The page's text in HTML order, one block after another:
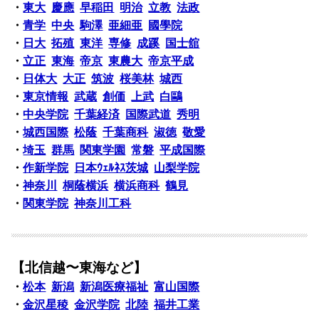
・東大 慶應 早稲田 明治 立教 法政
・青学 中央 駒澤 亜細亜
國學院
・ 日大 拓殖 東洋 専修 成蹊
国士舘
・ 立正 東海 帝京 東農大 帝京平成
・ 日体大 大正 筑波 桜美林 城西
・東京情報 武蔵 創価 上武 白鷗
・中央学院 千葉経済 国際武道 秀明
・城西国際 松蔭 千葉商科 淑徳 敬愛
・埼玉 群馬 関東学園 常磐 平成国際
・作新学院 日本ｳｪﾙﾈｽ茨城 山梨学院
・神奈川 桐蔭横浜 横浜商科 鶴見
・ 関東学院 神奈川工科
【北信越〜東海など】
・松本 新潟 新潟医療福祉 富山国際
・金沢星稜 金沢学院 北陸 福井工業